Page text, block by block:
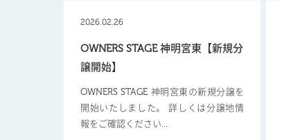
2026.02.26
OWNERS STAGE 神明宮東【新規分
譲開始】
OWNERS STAGE 神明宮東の新規分譲を
開始いたしました。 詳しくは分譲地情
報をご確認ください...